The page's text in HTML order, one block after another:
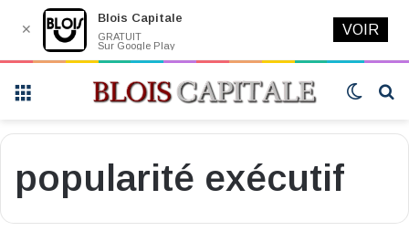
Switch
popularité exécutif
✕
Blois Capitale
GRATUIT
Sur Google Play
VOIR